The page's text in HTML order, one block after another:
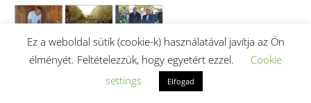
Ez a weboldal sütik (cookie-k) használatával javítja az Ön
élményét. Feltételezzük, hogy egyetért ezzel.
Cookie
settings
Elfogad